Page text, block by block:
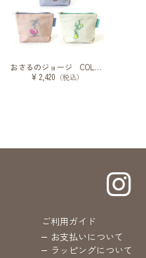
おさるのジョージ COLOR×COLOR フナガタポーチ
¥ 2,420 （税込）
ご利用ガイド
お支払いについて
ラッピングについて